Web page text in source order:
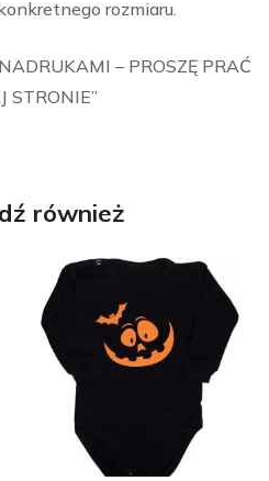
rozmiaru.
– PROSZĘ PRAĆ
STRONIE”
również